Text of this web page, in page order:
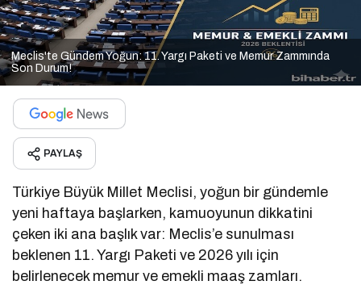
Meclis'te Gündem Yoğun: 11. Yargı Paketi ve Memur Zammında
Son Durum!
PAYLAŞ
Türkiye Büyük Millet Meclisi, yoğun bir gündemle
yeni haftaya başlarken, kamuoyunun dikkatini
çeken iki ana başlık var: Meclis’e sunulması
beklenen 11. Yargı Paketi ve 2026 yılı için
belirlenecek memur ve emekli maaş zamları.